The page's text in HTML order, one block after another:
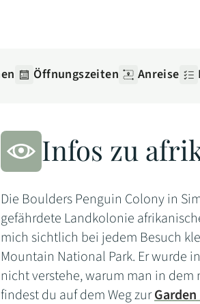
Öffnungszeiten Anreise
Infos zu
Die Boulders Penguin Colony in
gefährdete Landkolonie
mich sichtlich bei jedem Besuch
Mountain National Park. Er wurde
nicht verstehe, warum man in
findest du auf dem Weg zur